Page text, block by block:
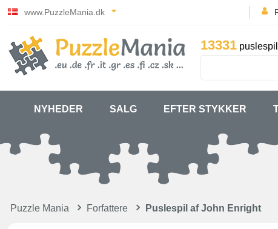
www.PuzzleMania.dk
13331
NYHEDER SALG EFTER STYKKER
Puzzle Mania Forfattere Puslespil af John Enright